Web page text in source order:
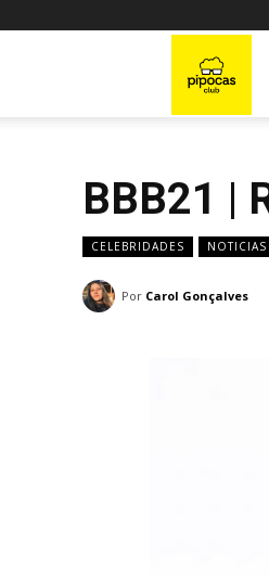
BBB21 |
CELEBRIDADES NOTICIAS
Por Carol Gonçalves